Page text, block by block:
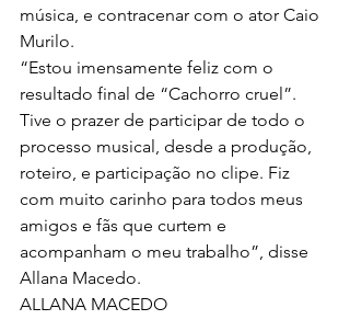
música, e contracenar com o ator Caio
Murilo.
“Estou imensamente feliz com o
resultado final de “Cachorro cruel”.
Tive o prazer de participar de todo o
processo musical, desde a produção,
roteiro, e participação no clipe. Fiz
com muito carinho para todos meus
amigos e fãs que curtem e
acompanham o meu trabalho”, disse
Allana Macedo.
ALLANA MACEDO